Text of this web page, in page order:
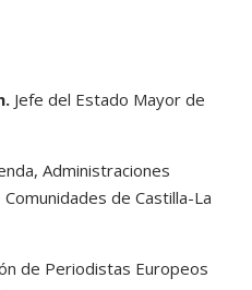
Jefe del Estado Mayor de
Administraciones
de Castilla-La
de Periodistas Europeos